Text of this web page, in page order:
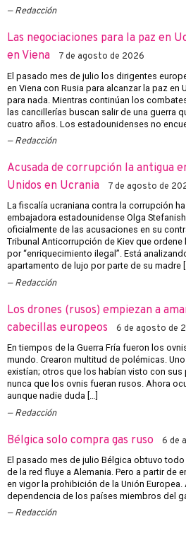
Redacción
Las negociaciones para la paz en
en Viena
7 de agosto de 2026
El pasado mes de julio los dirigentes
en Viena con Rusia para alcanzar la paz en
para nada. Mientras continúan los
las cancillerías buscan salir de una guerra
cuatro años. Los estadounidenses no
Redacción
Acusada de corrupción la antigua
Unidos en Ucrania
7 de agosto de
La fiscalía ucraniana contra la corrupción
embajadora estadounidense Olga
oficialmente de las acusaciones en su
Tribunal Anticorrupción de Kiev que
por “enriquecimiento ilegal”. Está
apartamento de lujo por parte de su madre
Redacción
Los drones (rusos) empiezan a
cabecillas europeos
6 de agosto de
En tiempos de la Guerra Fría fueron los
mundo. Crearon multitud de polémicas.
existían; otros que los habían visto con
nunca que los ovnis fueran rusos. Ahora
aunque nadie duda […]
Redacción
Bélgica solo compra gas ruso 6 de
El pasado mes de julio Bélgica obtuvo todo
de la red fluye a Alemania. Pero a partir de
en vigor la prohibición de la Unión Europea.
dependencia de los países miembros del
Redacción